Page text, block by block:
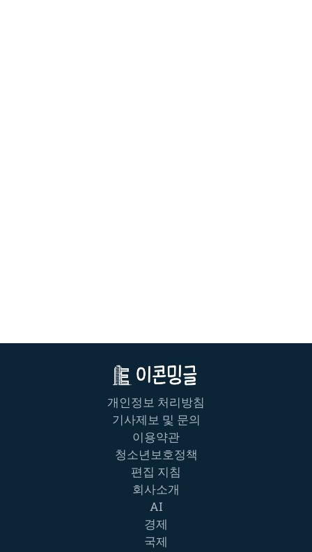
개인정보 처리방침
기사제보 및 문의
이용약관
청소년보호정책
편집 지침
회사소개
AI
경제
국제